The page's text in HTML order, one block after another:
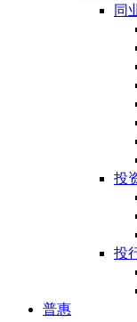
同
投
投
普惠